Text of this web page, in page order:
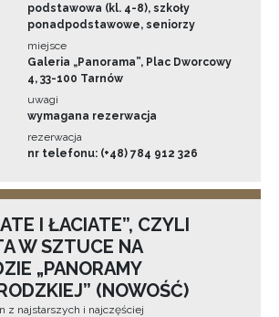
podstawowa (kl. 4-8), szkoły
ponadpodstawowe, seniorzy
miejsce
Galeria „Panorama”, Plac Dworcowy
4, 33-100 Tarnów
uwagi
wymagana rezerwacja
rezerwacja
nr telefonu: (+48) 784 912 326
I ŁACIATE”, CZYLI
W SZTUCE NA
„PANORAMY
(NOWOŚĆ)
z najstarszych i najczęściej